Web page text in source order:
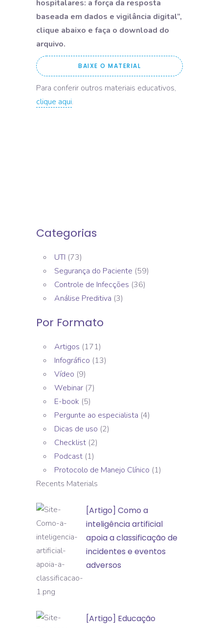
hospitalares: a força da resposta
baseada em dados e vigilância digital”,
clique abaixo e faça o download do
arquivo.
BAIXE O MATERIAL
Para conferir outros materiais educativos,
clique aqui.
Categorias
UTI (73)
Segurança do Paciente (59)
Controle de Infecções (36)
Análise Preditiva (3)
Por Formato
Artigos (171)
Infográfico (13)
Vídeo (9)
Webinar (7)
E-book (5)
Pergunte ao especialista (4)
Dicas de uso (2)
Checklist (2)
Podcast (1)
Protocolo de Manejo Clínico (1)
Recents Materials
[Artigo]
Como
a
inteligência
artificial
apoia
a
de
[Artigo] Como a
inteligência artificial
apoia a classificação de
incidentes e eventos
adversos
[Artigo]
[Artigo] Educação